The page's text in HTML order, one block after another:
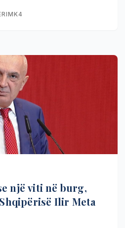
një viti në burg,
Ilir Meta